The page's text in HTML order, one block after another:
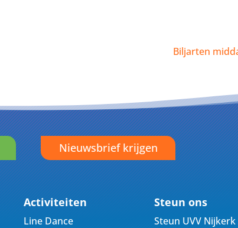
Biljarten
Nieuwsbrief krijgen
Activiteiten
Line Dance
Steun ons
Steun UVV Nijkerk